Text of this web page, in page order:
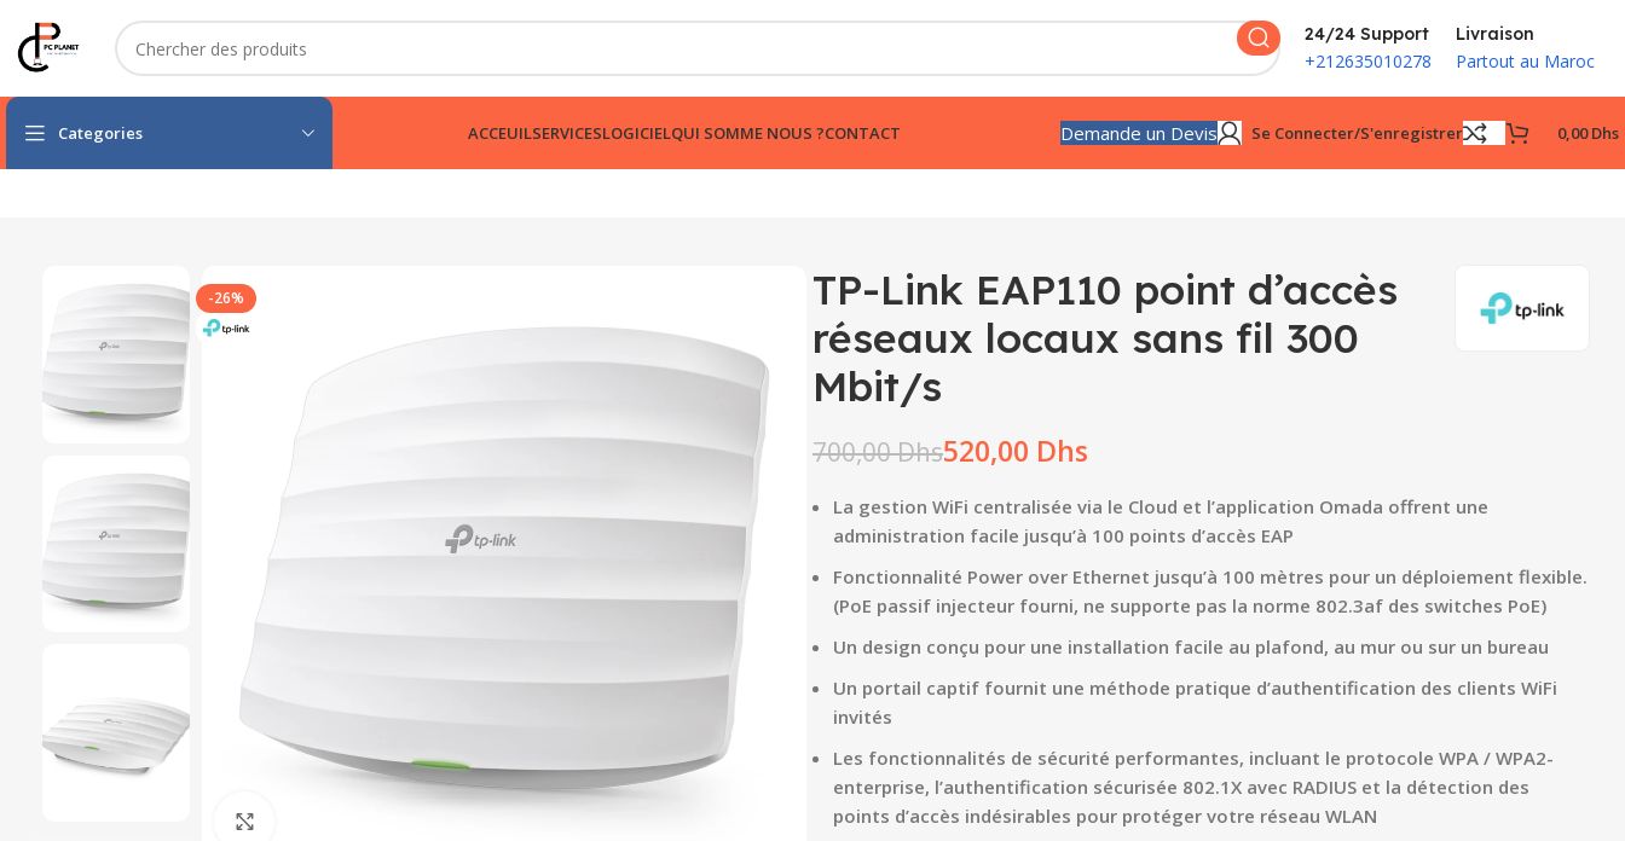
24/24 Support
+212635010278
Livraison
Partout au Maroc
Categories ACCEUILSERVICESLOGICIELQUI SOMME NOUS ?CONTACT Demande un Devis Se Connecter/s'enregistrer 0,00Dhs
-26%
TP-Link EAP110 point d’accès
réseaux locaux sans fil 300
Mbit/s
700,00Dhs520,00 Dhs
La gestion WiFi centralisée via le Cloud et l’application Omada offrent une
administration facile jusqu’à 100 points d’accès EAP
Fonctionnalité Power over Ethernet jusqu’à 100 mètres pour un déploiement flexible.
(PoE passif injecteur fourni, ne supporte pas la norme 802.3af des switches PoE)
Un design conçu pour une installation facile au plafond, au mur ou sur un bureau
Un portail captif fournit une méthode pratique d’authentification des clients WiFi
invités
Les fonctionnalités de sécurité performantes, incluant le protocole WPA / WPA2-
enterprise, l’authentification sécurisée 802.1X avec RADIUS et la détection des
points d’accès indésirables pour protéger votre réseau WLAN